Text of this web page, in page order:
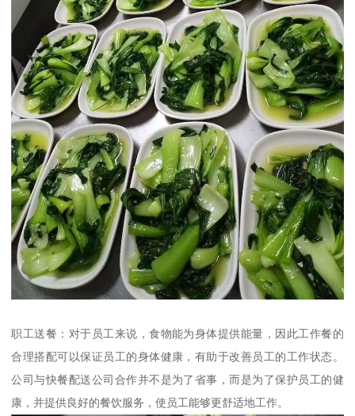
职工送餐：对于员工来说，食物能为身体提供能量，因此工作餐的
合理搭配可以保证员工的身体健康，有助于改善员工的工作状态。
公司与快餐配送公司合作并不是为了省事，而是为了保护员工的健
康，并提供良好的餐饮服务，使员工能够更舒适地工作。